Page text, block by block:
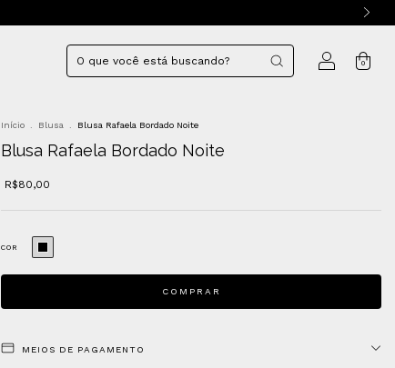
0
Início Blusa Blusa Rafaela Bordado Noite
Blusa Rafaela Bordado Noite
R$80,00
COR
MEIOS DE PAGAMENTO